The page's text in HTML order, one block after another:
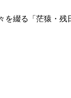
を綴る「茫猿・残